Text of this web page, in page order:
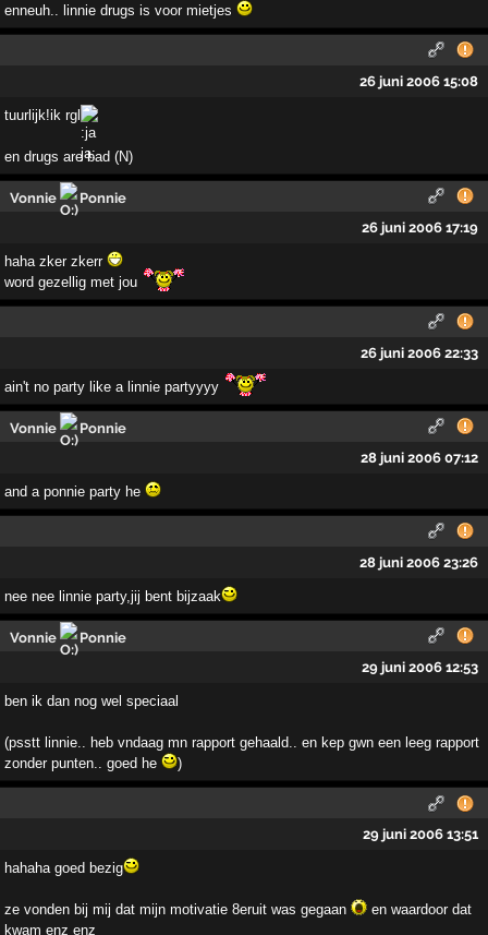
enneuh.. linnie drugs is voor mietjes
26 juni 2006 15:08
tuurlijk!ik rgl
en drugs are bad (N)
Vonnie
Ponnie
26 juni 2006 17:19
haha zker zkerr
word gezellig met jou
26 juni 2006 22:33
ain't no party like a linnie partyyyy
Vonnie
Ponnie
28 juni 2006 07:12
and a ponnie party he
28 juni 2006 23:26
nee nee linnie party,jij bent bijzaak
Vonnie
Ponnie
29 juni 2006 12:53
ben ik dan nog wel speciaal
(psstt linnie.. heb vndaag mn rapport gehaald.. en kep gwn een leeg rapport
zonder punten.. goed he
)
29 juni 2006 13:51
hahaha goed bezig
ze vonden bij mij dat mijn motivatie 8eruit was gegaan
en waardoor dat
kwam enz enz